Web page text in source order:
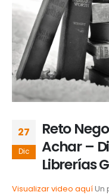
27
Dic
Reto
Achar –
Librerías
Visualizar video aquíUn